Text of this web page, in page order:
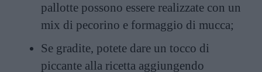
pallotte possono essere realizzate con un
mix di pecorino e formaggio di mucca;
Se gradite, potete dare un tocco di
piccante alla ricetta aggiungendo